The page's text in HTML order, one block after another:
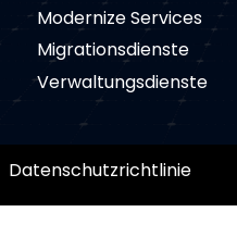
Modernize Services
Migrationsdienste
Verwaltungsdienste
Datenschutzrichtlinie